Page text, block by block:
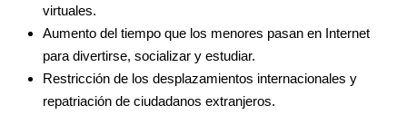
virtuales.
Aumento del tiempo que los menores pasan en Internet
para divertirse, socializar y estudiar.
Restricción de los desplazamientos internacionales y
repatriación de ciudadanos extranjeros.